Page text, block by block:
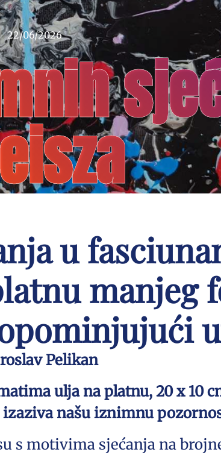
22/06/2026
u
manjeg
Pelikan
ulja na platnu, 20 x 10
našu iznimnu
s motivima sjećanja na